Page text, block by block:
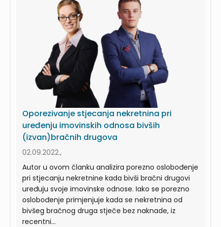
Oporezivanje stjecanja nekretnina pri
uređenju imovinskih odnosa bivših
(izvan)bračnih drugova
02.09.2022.,
Autor u ovom članku analizira porezno oslobođenje
pri stjecanju nekretnine kada bivši bračni drugovi
uređuju svoje imovinske odnose. Iako se porezno
oslobođenje primjenjuje kada se nekretnina od
bivšeg bračnog druga stječe bez naknade, iz
recentni...